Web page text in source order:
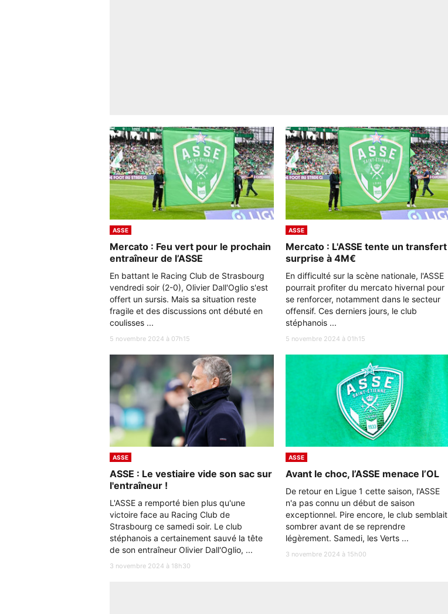
ASSE
Mercato : Feu vert pour le prochain
entraîneur de l’ASSE
En battant le Racing Club de Strasbourg
vendredi soir (2-0), Olivier Dall'Oglio s'est
offert un sursis. Mais sa situation reste
fragile et des discussions ont débuté en
coulisses ...
5 novembre 2024 à 07h15
ASSE
Mercato : L'ASSE tente un transfert
surprise à 4M€
En difficulté sur la scène nationale, l'ASSE
pourrait profiter du mercato hivernal pour
se renforcer, notamment dans le secteur
offensif. Ces derniers jours, le club
stéphanois ...
5 novembre 2024 à 01h15
ASSE
ASSE : Le vestiaire vide son sac sur
l'entraîneur !
L'ASSE a remporté bien plus qu'une
victoire face au Racing Club de
Strasbourg ce samedi soir. Le club
stéphanois a certainement sauvé la tête
de son entraîneur Olivier Dall'Oglio, ...
3 novembre 2024 à 18h30
ASSE
Avant le choc, l’ASSE menace l’OL
De retour en Ligue 1 cette saison, l'ASSE
n'a pas connu un début de saison
exceptionnel. Pire encore, le club semblait
sombrer avant de se reprendre
légèrement. Samedi, les Verts ...
3 novembre 2024 à 15h00